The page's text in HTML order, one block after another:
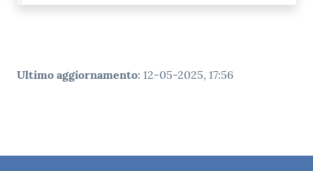
Ultimo aggiornamento: 12-05-2025, 17:56